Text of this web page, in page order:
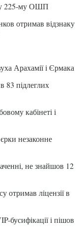
у 225-му ОШП
отримав відзнаку
Арахамії і Єрмака
83 підлеглих
кабінеті і
незаконне
не знайшов 12
отримав ліцензії в
бусифікації і пішов